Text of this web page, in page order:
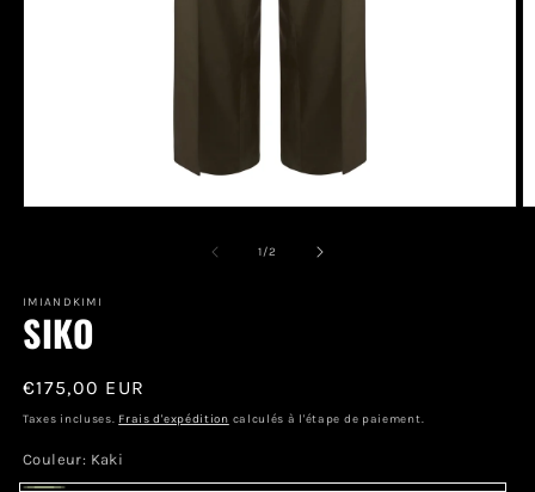
une
fenêtre
modale
1/de
2
IMIANDKIMI
SIKO
Prix
habituel
€175,00 EUR
Taxes incluses. Frais d'expédition calculés à l'étape de paiement.
Couleur: Kaki